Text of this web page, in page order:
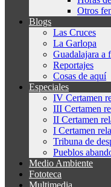
Otros
Blogs
Las Cruces
La Garlopa
Guadalajara a
Reportajes
Cosas de aquí
Especiales
IV Certamen
III Certamen
II Certamen
I Certamen
Tribuna de
Pueblos
Medio Ambiente
Fototeca
Multimedia